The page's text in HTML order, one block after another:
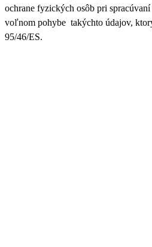
ochrane fyzických osôb pri
voľnom pohybe takýchto údajov,
95/46/ES.